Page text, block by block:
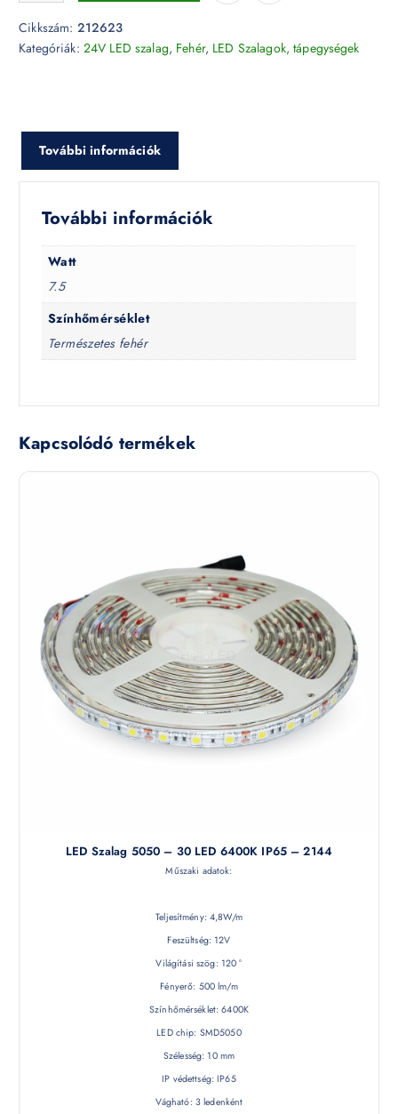
Cikkszám: 212623
Kategóriák: 24V LED szalag, Fehér, LED Szalagok, tápegységek
További információk
További információk
Watt
7.5
Színhőmérséklet
Természetes fehér
Kapcsolódó termékek
LED Szalag 5050 – 30 LED 6400K IP65 – 2144
Műszaki adatok:
Teljesítmény: 4,8W/m
Feszültség: 12V
Világítási szög: 120 °
Fényerő: 500 lm/m
Színhőmérséklet: 6400K
LED chip: SMD5050
Szélesség: 10 mm
IP védettség: IP65
Vágható: 3 ledenként